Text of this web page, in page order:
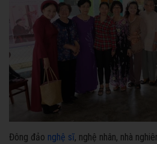
Đông đảo nghệ sĩ, nghệ nhân, nhà